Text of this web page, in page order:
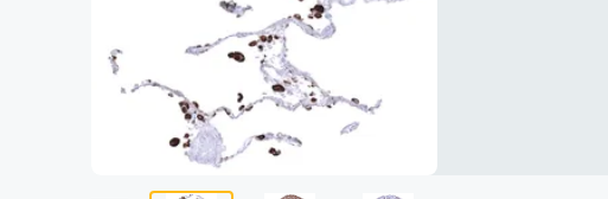
研究试剂盒